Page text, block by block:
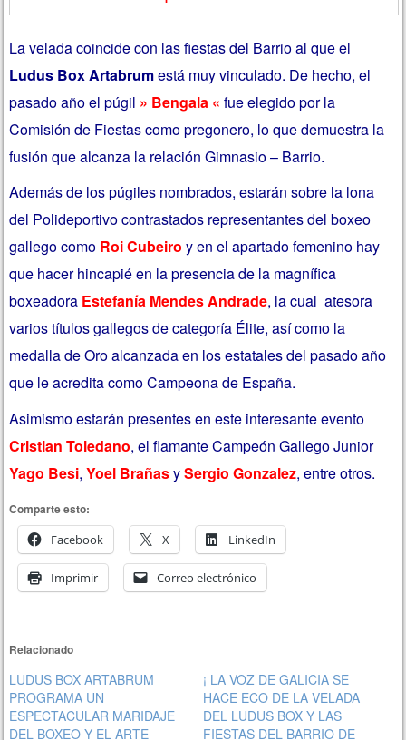
La velada coincide con las fiestas del Barrio al que el
Ludus Box Artabrumestá muy vinculado. De hecho, el
pasado año el púgil » Bengala « fue elegido por la
Comisión de Fiestas como pregonero, lo que demuestra la
fusión que alcanza la relación Gimnasio – Barrio.
Además de los púgiles nombrados, estarán sobre la lona
del Polideportivo contrastados representantes del boxeo
gallego como Roi Cubeiro y en el apartado femenino hay
que hacer hincapié en la presencia de la magnífica
boxeadora Estefanía Mendes Andrade, la cual atesora
varios títulos gallegos de categoría Élite, así como la
medalla de Oro alcanzada en los estatales del pasado año
que le acredita como Campeona de España.
Asimismo estarán presentes en este interesante evento
Cristian Toledano, el flamante Campeón Gallego Junior
Yago Besi,Yoel BrañasySergio Gonzalez, entre otros.
Comparte esto:
Facebook
X LinkedIn
Imprimir Correo electrónico
Relacionado
LUDUS BOX ARTABRUM
PROGRAMA UN
ESPECTACULAR MARIDAJE
DEL BOXEO Y EL ARTE
¡ LA VOZ DE GALICIA SE
HACE ECO DE LA VELADA
DEL LUDUS BOX Y LAS
FIESTAS DEL BARRIO DE